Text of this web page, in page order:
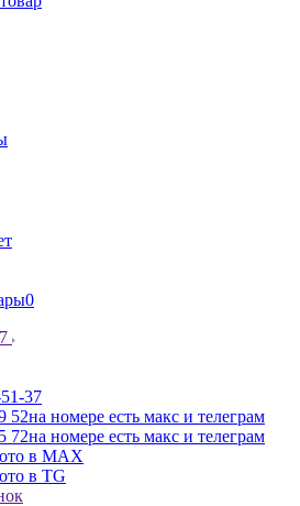
0
37
52на номере есть макс и телеграм
72на номере есть макс и телеграм
в MAX
в TG